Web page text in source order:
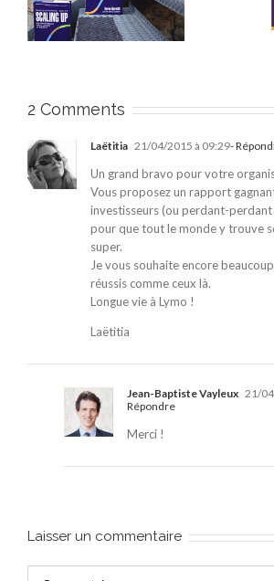
passer de Start-up à
Scale-up (1ère partie)
2 Comments
Laëtitia 21/04/2015 à 09:29-
Un grand bravo pour votre
Vous proposez un rapport
investisseurs (ou perdant-perdant
pour que tout le monde y trouve
super.
Je vous souhaite encore
réussis comme ceux là.
Longue vie à Lymo !
Laëtitia
Jean-Baptiste Vayleux 21/
Répondre
Merci !
Laisser un commentaire